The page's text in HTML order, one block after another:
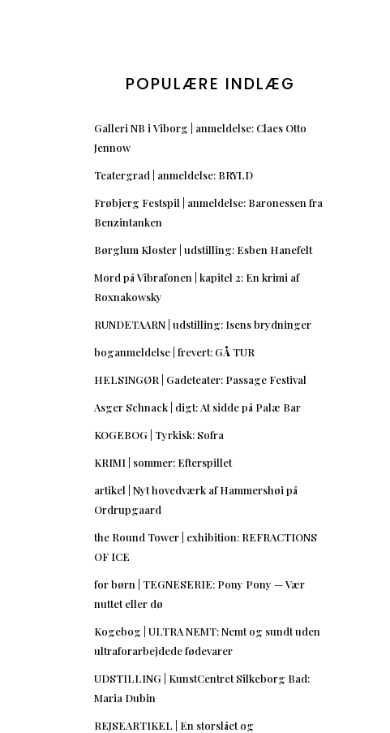
POPULÆRE INDLÆG
Galleri NB i Viborg | anmeldelse: Claes Otto
Jennow
Teatergrad | anmeldelse: BRYLD
Frøbjerg Festspil | anmeldelse: Baronessen fra
Benzintanken
Børglum Kloster | udstilling: Esben Hanefelt
Mord på Vibrafonen | kapitel 2: En krimi af
Roxnakowsky
RUNDETAARN | udstilling: Isens brydninger
boganmeldelse | frevert: GÅ TUR
HELSINGØR | Gadeteater: Passage Festival
Asger Schnack | digt: At sidde på Palæ Bar
KOGEBOG | Tyrkisk: Sofra
KRIMI | sommer: Efterspillet
artikel | Nyt hovedværk af Hammershøi på
Ordrupgaard
the Round Tower | exhibition: REFRACTIONS
OF ICE
for børn | TEGNESERIE: Pony Pony — Vær
nuttet eller dø
Kogebog | ULTRA NEMT: Nemt og sundt uden
ultraforarbejdede fødevarer
UDSTILLING | KunstCentret Silkeborg Bad:
Maria Dubin
REJSEARTIKEL | En storslået og